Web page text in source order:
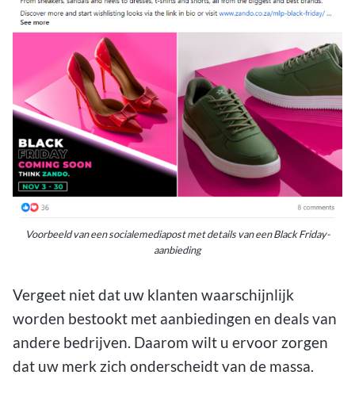
Voorbeeld van een socialemediapost met details van een Black Friday-
aanbieding
Vergeet niet dat uw klanten waarschijnlijk
worden bestookt met aanbiedingen en deals van
andere bedrijven. Daarom wilt u ervoor zorgen
dat uw merk zich onderscheidt van de massa.